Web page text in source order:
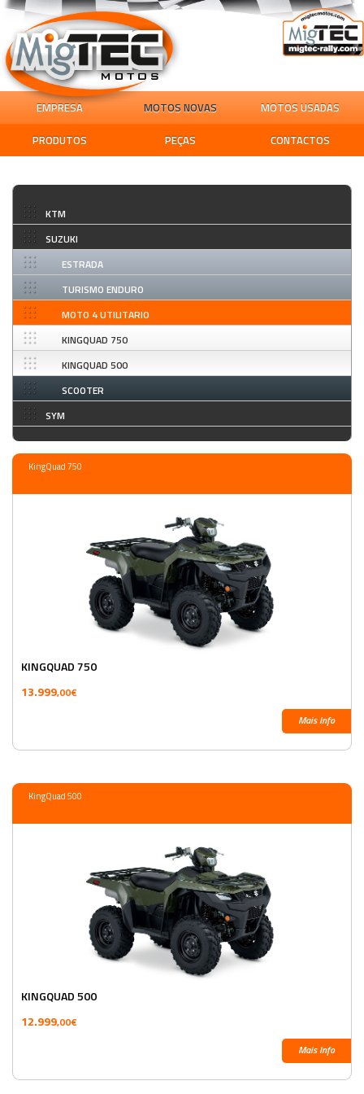
EMPRESA MOTOS NOVAS
MOTOS USADAS
PRODUTOS
PEÇAS CONTACTOS
KTM
SUZUKI
ESTRADA
TURISMO ENDURO
MOTO 4 UTILITARIO
KINGQUAD 750
KINGQUAD 500
SCOOTER
SYM
KingQuad 750
KINGQUAD 750
13.999,00€
Mais Info
KingQuad 500
KINGQUAD 500
12.999,00€
Mais Info